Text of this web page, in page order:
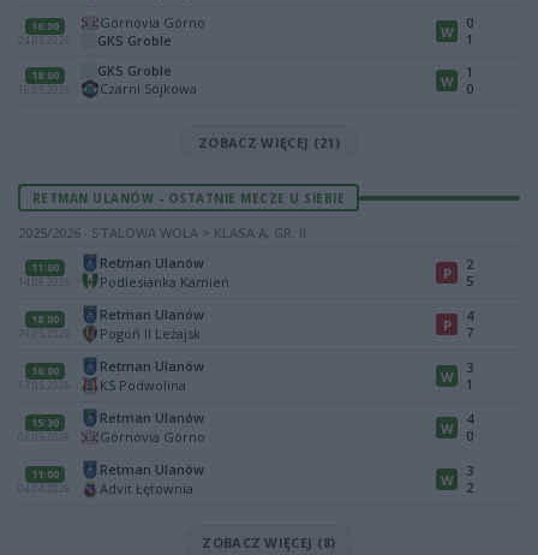
16:00
24.05.2026
Górnovia Górno
GKS Groble
W
0
1
18:00
16.05.2026
GKS Groble
Czarni Sójkowa
W
1
0
ZOBACZ WIĘCEJ (21)
RETMAN ULANÓW - OSTATNIE MECZE U SIEBIE
2025/2026 · STALOWA WOLA > KLASA A, GR. II
11:00
14.06.2026
Retman Ulanów
Podlesianka Kamień
P
2
5
18:00
29.05.2026
Retman Ulanów
Pogoń II Leżajsk
P
4
7
16:00
17.05.2026
Retman Ulanów
KS Podwolina
W
3
1
15:30
01.05.2026
Retman Ulanów
Górnovia Górno
W
4
0
11:00
04.04.2026
Retman Ulanów
Advit Łętownia
W
3
2
ZOBACZ WIĘCEJ (8)